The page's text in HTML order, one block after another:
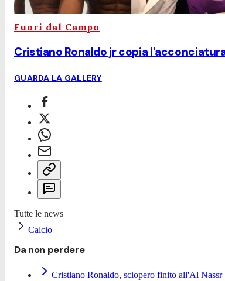
Fuori dal Campo
Cristiano Ronaldo jr copia
GUARDA LA GALLERY
Tutte le news
Calcio
Da non perdere
Cristiano Ronaldo, sciopero finito all'Al Nassr